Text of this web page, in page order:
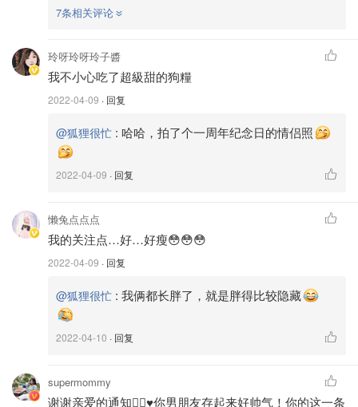
7条相关评论
玲呀玲呀玲子醬
我不小心吃了超級甜的狗糧
2022-04-09 · 回复
@狐狸很忙 : 哈哈，拍了个一周年纪念日的情侣照
2022-04-09 · 回复
懒兔点点点
我的关注点…好…好瘦😳😳😳
2022-04-09 · 回复
@狐狸很忙 : 我俩都长胖了，就是胖得比较隐藏
2022-04-10 · 回复
supermommy
谢谢亲爱的通知👍🏻♥️你男朋友存起来好帅气！你的这一条